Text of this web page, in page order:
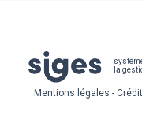
la
Pied
de
page
Mentions légales -